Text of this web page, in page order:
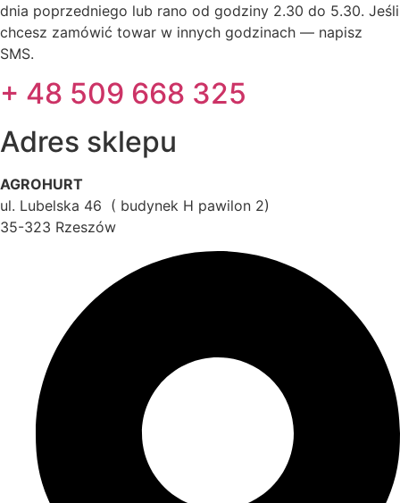
dnia poprzedniego lub rano od godziny 2.30 do 5.30. Jeśli
chcesz zamówić towar w innych godzinach — napisz
SMS.
+ 48 509 668 325
Adres sklepu
AGROHURT
ul. Lubelska 46 ( budynek H pawilon 2)
35-323 Rzeszów